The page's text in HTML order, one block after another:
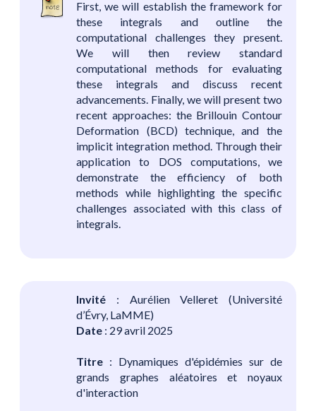
First, we will establish the framework for
these integrals and outline the
computational challenges they present.
We will then review standard
computational methods for evaluating
these integrals and discuss recent
advancements. Finally, we will present two
recent approaches: the Brillouin Contour
Deformation (BCD) technique, and the
implicit integration method. Through their
application to DOS computations, we
demonstrate the efficiency of both
methods while highlighting the specific
challenges associated with this class of
integrals.
Invité : Aurélien Velleret (Université
d’Évry, LaMME)
Date : 29 avril 2025
Titre : Dynamiques d'épidémies sur de
grands graphes aléatoires et noyaux
d'interaction